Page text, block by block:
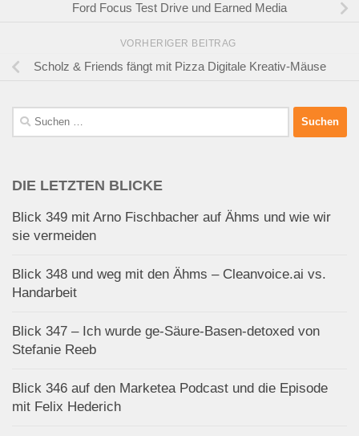
Ford Focus Test Drive und Earned Media
VORHERIGER BEITRAG
Scholz & Friends fängt mit Pizza Digitale Kreativ-Mäuse
Suchen
nach:
DIE LETZTEN BLICKE
Blick 349 mit Arno Fischbacher auf Ähms und wie wir
sie vermeiden
Blick 348 und weg mit den Ähms – Cleanvoice.ai vs.
Handarbeit
Blick 347 – Ich wurde ge-Säure-Basen-detoxed von
Stefanie Reeb
Blick 346 auf den Marketea Podcast und die Episode
mit Felix Hederich